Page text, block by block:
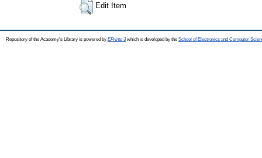
Edit Item
Repository of the Academy's Library is powered by EPrints 3which is developed by the School of Electronics and Computer